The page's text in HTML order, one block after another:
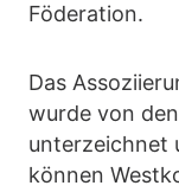
Föderation.
Das
wurde von
unterzeichnet
können